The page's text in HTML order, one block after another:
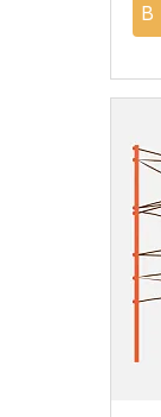
В